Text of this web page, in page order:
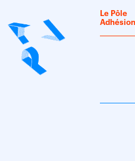
Le Pôle
Adhésion